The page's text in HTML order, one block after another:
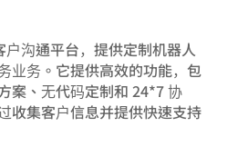
沟通平台，提供定制机器人
业务。它提供高效的功能，包
案、无代码定制和 24*7 协
收集客户信息并提供快速支持